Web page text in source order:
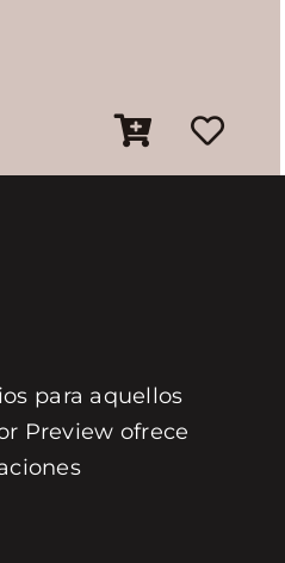
para aquellos
Preview ofrece